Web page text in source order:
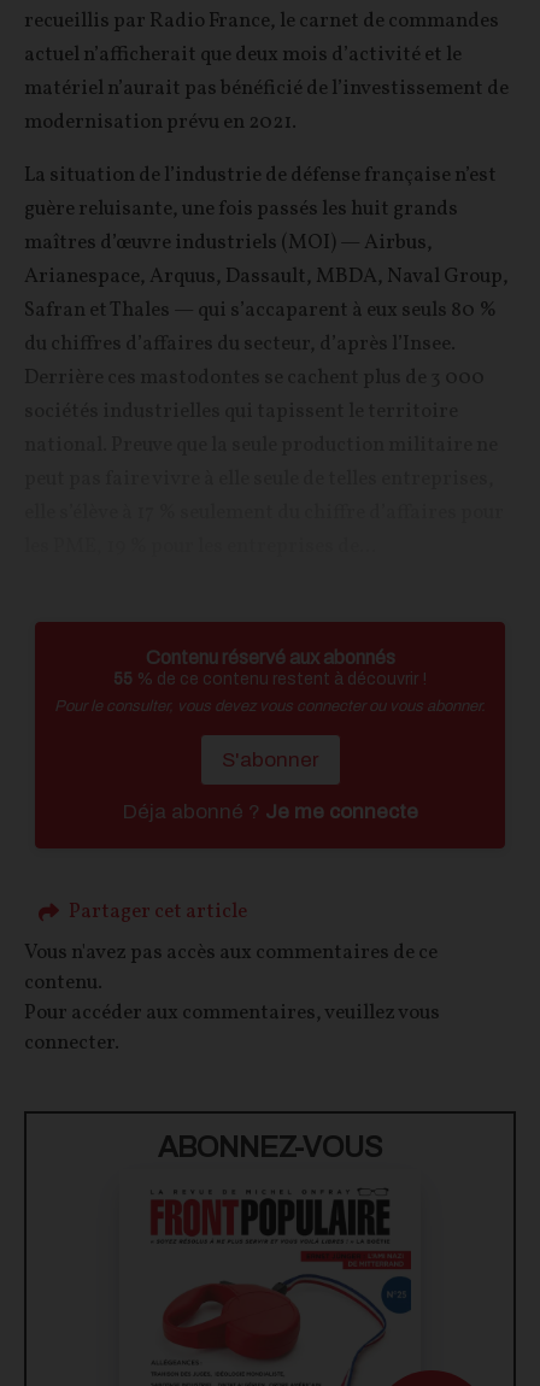
recueillis par Radio France, le carnet de commandes
actuel n’afficherait que deux mois d’activité et le
matériel n’aurait pas bénéficié de l’investissement de
modernisation prévu en 2021.
La situation de l’industrie de défense française n’est
guère reluisante, une fois passés les huit grands
maîtres d’œuvre industriels (MOI) — Airbus,
Arianespace, Arquus, Dassault, MBDA, Naval Group,
Safran et Thales — qui s’accaparent à eux seuls 80 %
du chiffres d’affaires du secteur, d’après l’Insee.
Contenu réservé aux abonnés
55 % de ce contenu restent à découvrir !
Pour le consulter, vous devez vous connecter ou vous abonner.
S'abonner
Déja abonné ? Je me connecte
Partager cet article
Vous n'avez pas accès aux commentaires de ce
contenu.
Pour accéder aux commentaires, veuillez vous
connecter.
ABONNEZ-VOUS